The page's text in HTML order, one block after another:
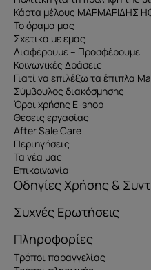
Κάρτα μέλους ΜΑΡΜΑΡΙΔΗΣ
Το όραμα μας
Σχετικά με εμάς
Διαφέρουμε – Προσφέρουμε
Κοινωνικές Δράσεις
Γιατί να επιλέξω τα έπιπλα
Σύμβουλος διακόσμησης
Όροι χρήσης E-shop
Θέσεις εργασίας
After Sale Care
Περιηγήσεις
Τα νέα μας
Επικοινωνία
Οδηγίες Χρήσης &
Συχνές Ερωτήσεις
Πληροφορίες
Τρόποι παραγγελίας